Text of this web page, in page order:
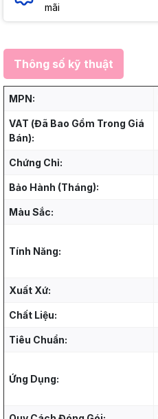
mãi
Thông số kỹ thuật
MPN:
VAT (Đã Bao Gồm Trong Giá
Bán):
Chứng Chỉ:
Bảo Hành (Tháng):
Màu Sắc:
Tính Năng:
Xuất Xứ:
Chất Liệu:
Tiêu Chuẩn:
Ứng Dụng: